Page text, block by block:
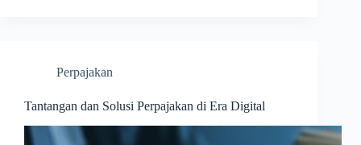
Perpajakan
Tantangan dan Solusi Perpajakan di Era Digital